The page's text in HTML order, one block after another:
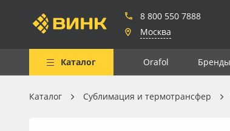
8 800 550 7888
Москва
Каталог Orafol Бренды
Весь каталог
Каталог Сублимация и термотрансфер